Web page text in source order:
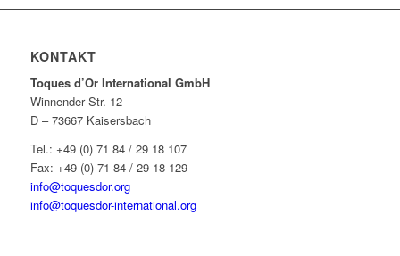
KONTAKT
Toques d’Or International GmbH
Winnender Str. 12
D – 73667 Kaisersbach
Tel.: +49 (0) 71 84 / 29 18 107
Fax: +49 (0) 71 84 / 29 18 129
info@toquesdor.org
info@toquesdor-international.org